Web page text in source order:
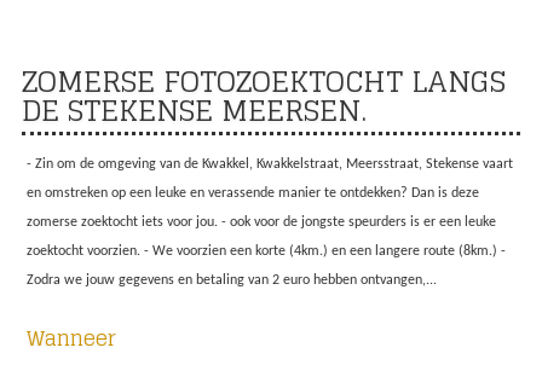
ZOMERSE FOTOZOEKTOCHT LANGS
DE STEKENSE MEERSEN.
- Zin om de omgeving van de Kwakkel, Kwakkelstraat, Meersstraat, Stekense vaart
en omstreken op een leuke en verassende manier te ontdekken? Dan is deze
zomerse zoektocht iets voor jou. - ook voor de jongste speurders is er een leuke
zoektocht voorzien. - We voorzien een korte (4km.) en een langere route (8km.) -
Zodra we jouw gegevens en betaling van 2 euro hebben ontvangen,...
Wanneer